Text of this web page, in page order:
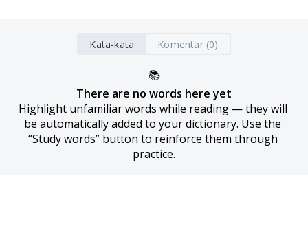
Kata-kata Komentar (0)
📚
There are no words here yet
Highlight unfamiliar words while reading — they will
be automatically added to your dictionary. Use the
“Study words” button to reinforce them through
practice.